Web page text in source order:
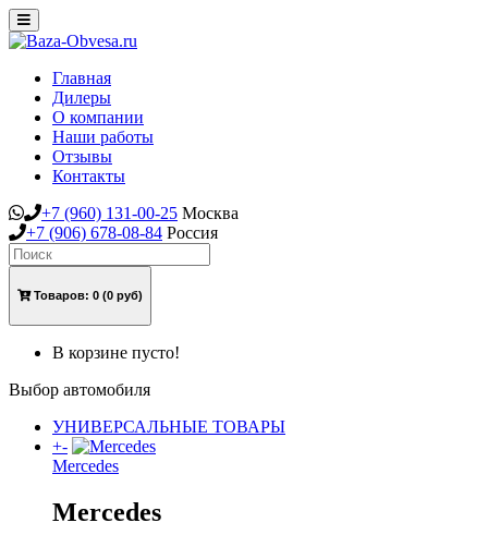
Toggle
navigation
Главная
Дилеры
О компании
Наши работы
Отзывы
Контакты
+7 (960) 131-00-25 Москва
+7 (906) 678-08-84 Россия
Товаров: 0 (0 руб)
В корзине пусто!
Выбор автомобиля
УНИВЕРСАЛЬНЫЕ ТОВАРЫ
+-
Mercedes
Mercedes